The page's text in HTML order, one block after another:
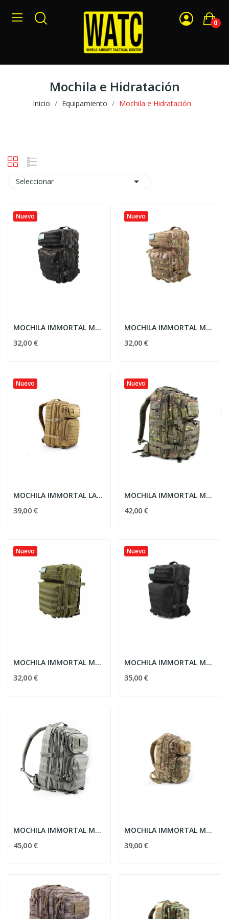
0
Mochila e Hidratación
Inicio Equipamiento Mochila e Hidratación
Seleccionar 
Nuevo
MOCHILA IMMORTAL MOLLE MOD.V 40L MULTICAM BLACK
32,00 €
Nuevo
MOCHILA IMMORTAL MOLLE MOD.V 40L MULTICAM
32,00 €
Nuevo
MOCHILA IMMORTAL LASER PEQ. 20L COYOTE
39,00 €
Nuevo
MOCHILA IMMORTAL MOLLE GR. 36L PIX.BOSCOSA
42,00 €
Nuevo
MOCHILA IMMORTAL MOLLE MOD.V 40L VERDE
32,00 €
Nuevo
MOCHILA IMMORTAL MOLLE MOD.V 40L NEGRA
35,00 €
MOCHILA IMMORTAL MOLLE GR. 36L FOLIAGE
45,00 €
MOCHILA IMMORTAL MOLLE PEQ. 20L MULTICAM
39,00 €